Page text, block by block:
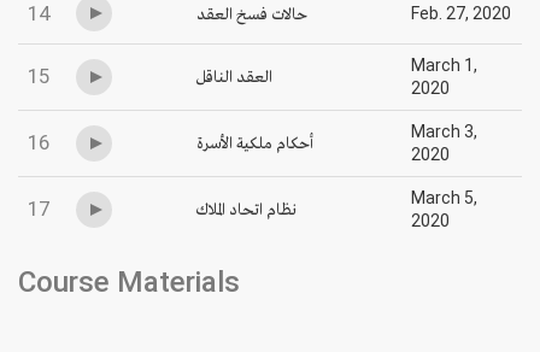
14 Feb. 27, 2020
15
March 1,
2020
16
March 3,
2020
17
March 5,
2020
Course Materials